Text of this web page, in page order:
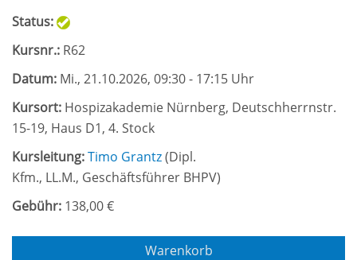
Status:
Kursnr.: R62
Datum: Mi., 21.10.2026, 09:30 - 17:15 Uhr
Kursort: Hospizakademie Nürnberg, Deutschherrnstr.
15-19, Haus D1, 4. Stock
Kursleitung:Timo Grantz(Dipl.
Kfm., LL.M., Geschäftsführer BHPV)
Gebühr: 138,00 €
Warenkorb